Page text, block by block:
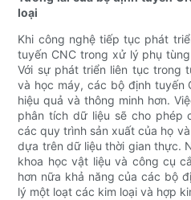
loại
Khi công nghệ tiếp tục phát
tuyến CNC trong xử lý phụ
Với sự phát triển liên tục trong
và học máy, các bộ định tuyến
hiệu quả và thông minh hơn.
phân tích dữ liệu sẽ cho phép
các quy trình sản xuất của họ
dựa trên dữ liệu thời gian thực.
khoa học vật liệu và công cụ
hơn nữa khả năng của các bộ
lý một loạt các kim loại và hợp